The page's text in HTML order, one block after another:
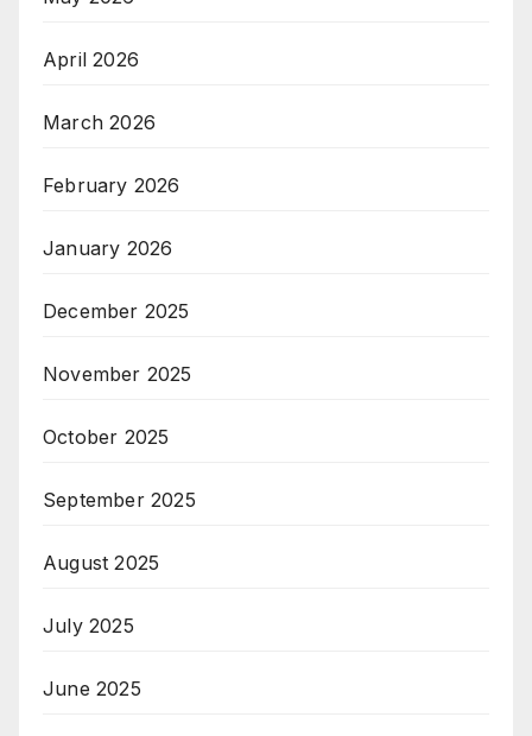
April 2026
March 2026
February 2026
January 2026
December 2025
November 2025
October 2025
September 2025
August 2025
July 2025
June 2025